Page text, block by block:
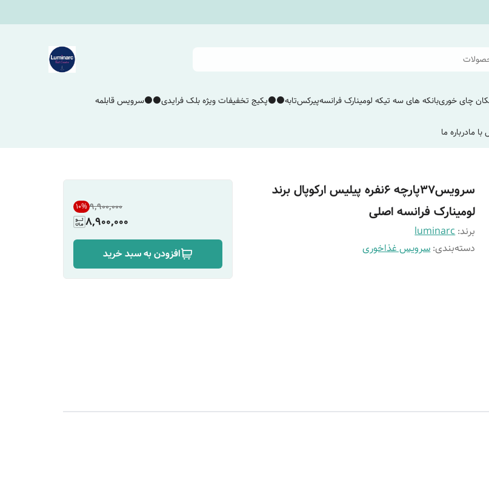
چای خوریبانکه های سه تیکه لومینارک فرانسهپیرکستابه⚫️⚫️پکیج تخفیفات ویژه بلک فرایدی⚫️⚫️سرویس قابلمه
با مادرباره ما
سرویس۳۷پارچه ۶نفره پیلیس ارکوپال برند
لومینارک فرانسه اصلی
برند:luminarc
دسته‌بندی:سرویس غذاخوری
۹٬۹۰۰٬۰۰۰ 10%
8,900,000
افزودن به سبد خرید